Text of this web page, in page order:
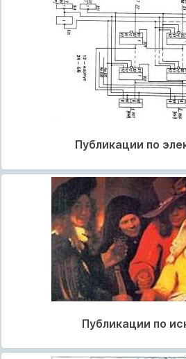
Публикации по
Публикации по